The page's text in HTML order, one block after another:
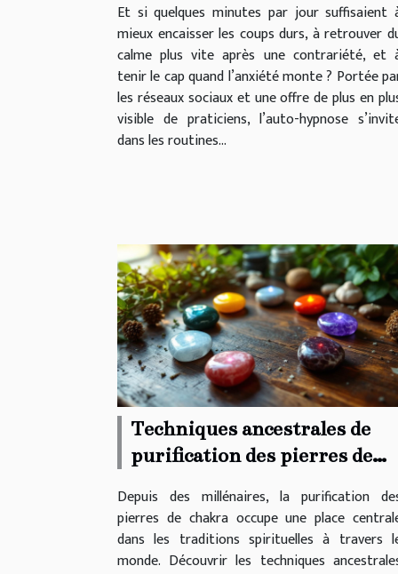
Et si quelques minutes par jour suffisaient
mieux encaisser les coups durs, à retrouver
calme plus vite après une contrariété, et
tenir le cap quand l’anxiété monte ? Portée
les réseaux sociaux et une offre de plus en
visible de praticiens, l’auto-hypnose
dans les routines...
Techniques ancestrales de
purification des pierres de
Depuis des millénaires, la purification
pierres de chakra occupe une place
dans les traditions spirituelles à travers
monde. Découvrir les techniques